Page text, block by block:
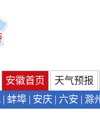
安徽首页
天气预报
蚌埠 安庆 六安 滁